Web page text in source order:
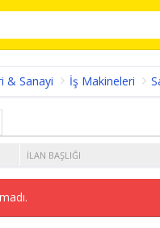
& Sanayi İş Makineleri
İLAN BAŞLIĞI